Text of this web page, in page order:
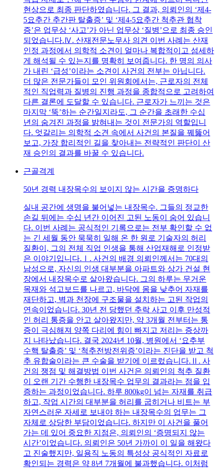
현상으로 최종 판단하였습니다. 그 결과, 의뢰인의 ‘제4-
5요추간 추간판 탈출증’ 및 ‘제4-5요추간 척추관 협착
증’은 업무상 ‘사고’가 아닌 업무상 ‘질병’으로 최종 승인
되었습니다.Ⅳ. 산재전문노무사 의견 이번 사례는 산재
인정 과정에서 의학적 소견이 얼마나 복합적이고 섬세하
게 해석될 수 있는지를 명확히 보여줍니다. 한 명의 의사
가 내린 ‘급성’이라는 소견이 사건의 전부는 아닙니다.
더 많은 전문가들이 모인 위원회에서는, 근로자의 전체
적인 직업력과 질병의 진행 과정을 종합적으로 고려하여
다른 결론에 도달할 수 있습니다. 근로자가 느끼는 것은
마지막 ‘뚝’하는 순간일지라도, 그 순간을 초래한 수십
년의 숨겨진 과정을 밝혀내는 것이 전문가의 역할입니
다. 엇갈리는 의학적 소견 속에서 사건의 본질을 꿰뚫어
보고, 가장 합리적인 길을 찾아내는 전략적인 판단이 산
재 승인의 결과를 바꿀 수 있습니다.
근골격계
50년 경력 내장목수의 보이지 않는 시간을 증명하다
실내 공간에 생명을 불어넣는 내장목수. 그들의 정교한
손길 뒤에는 수십 년간 이어진 고된 노동이 숨어 있습니
다. 이번 사례는 공식적인 기록으로는 전부 확인할 수 없
는 긴 세월 동안 묵묵히 일해 온 한 원로 기술자의 허리
질환이, 그의 전체 직업 인생을 통해 산업재해로 인정받
은 이야기입니다.Ⅰ. 사건의 배경 의뢰인께서는 70대의
남성으로, 자신의 인생 대부분을 아파트와 상가 건설 현
장에서 내장목수로 살아왔습니다. 그의 하루는 무거운
목재와 석고보드를 나르고, 바닥에 몸을 낮추어 자재를
재단하고, 벽과 천장에 구조물을 설치하는 고된 작업의
연속이었습니다. 30년 전 당했던 추락 사고 이후 만성적
인 허리 통증을 안고 살아왔지만, 약 3개월 전부터는 통
증이 극심해져 양쪽 다리에 힘이 빠지고 저리는 증상까
지 나타났습니다. 결국 2024년 10월, 병원에서 ‘요추부
수핵 탈출증’ 및 ‘척추전방전위증’이라는 진단을 받고 척
추 유합술이라는 큰 수술을 받기에 이르렀습니다.Ⅱ. 사
건의 쟁점 및 해결방법 이번 사건은 의뢰인의 척추 질환
이 오랜 기간 수행한 내장목수 업무의 결과라는 점을 입
증하는 과정이었습니다. 하루 800kg이 넘는 자재를 취급
하고, 작업 시간의 대부분을 허리를 굽히거나 비트는 부
자연스러운 자세로 보내야 하는 내장목수의 업무는 그
자체로 상당한 부담이었습니다. 하지만 이 사건을 풀어
가는 데 있어 중요한 지점은, 의뢰인의 ‘증명되지 않는
시간’이었습니다. 의뢰인은 50년 가까이 이 일을 해왔다
고 진술했지만, 일용직 노동의 특성상 공식적인 자료로
확인되는 경력은 약 8년 7개월에 불과했습니다. 이처럼